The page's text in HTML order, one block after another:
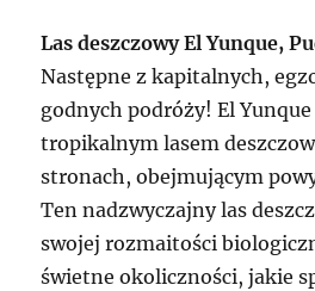
Las deszczowy El Yunque,
Następne z kapitalnych,
godnych podróży! El
tropikalnym lasem
stronach, obejmującym
Ten nadzwyczajny las
swojej rozmaitości
świetne okoliczności, jakie